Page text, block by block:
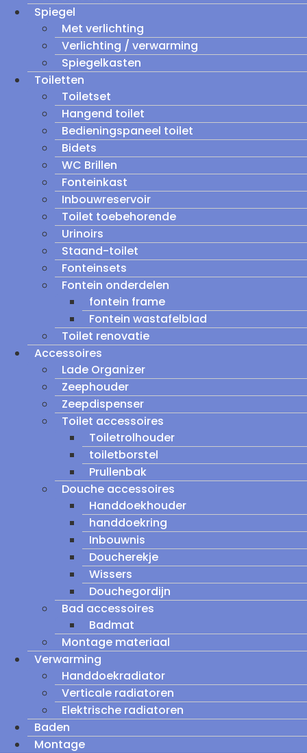
Spiegel
Met verlichting
Verlichting / verwarming
Spiegelkasten
Toiletten
Toiletset
Hangend toilet
Bedieningspaneel toilet
Bidets
WC Brillen
Fonteinkast
Inbouwreservoir
Toilet toebehorende
Urinoirs
Staand-toilet
Fonteinsets
Fontein onderdelen
fontein frame
Fontein wastafelblad
Toilet renovatie
Accessoires
Lade Organizer
Zeephouder
Zeepdispenser
Toilet accessoires
Toiletrolhouder
toiletborstel
Prullenbak
Douche accessoires
Handdoekhouder
handdoekring
Inbouwnis
Doucherekje
Wissers
Douchegordijn
Bad accessoires
Badmat
Montage materiaal
Verwarming
Handdoekradiator
Verticale radiatoren
Elektrische radiatoren
Baden
Montage